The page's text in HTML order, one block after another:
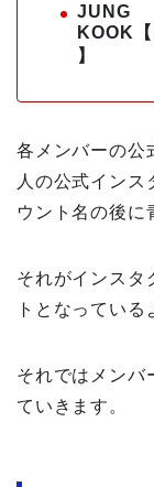
JUNG
KOOK
】
各メンバーの公
人の公式インス
ウント名の後に
それがインスタ
トとなっている
それではメンバ
ていきます。